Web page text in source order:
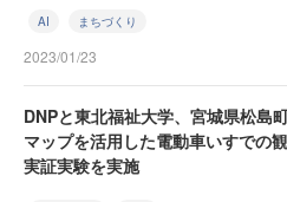
AI まちづくり
2023/01/23
DNPと東北福祉大学、宮城県松島
マップを活用した電動車いすでの
実証実験を実施